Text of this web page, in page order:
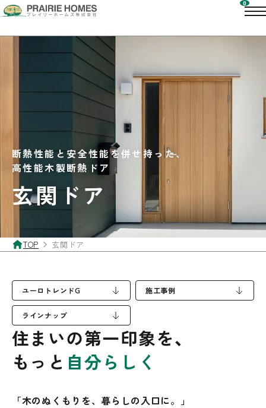
断熱性能と安全性能を併せ持った、
高性能木製断熱ドア
玄関ドア
TOP 玄関ドア
ユーロトレンドG 施工事例
ラインナップ
住まいの第一印象を、
もっと 自分らしく
「木のぬくもりを、暮らしの入口に。」